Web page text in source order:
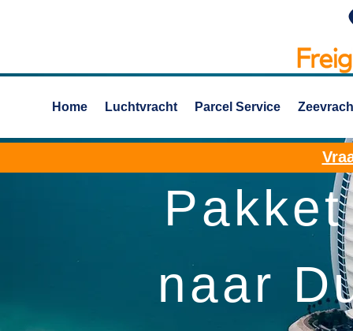
Home Luchtvracht Parcel Service
naar